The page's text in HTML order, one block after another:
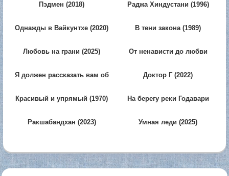
Пэдмен (2018) Раджа Хиндустани (1996)
Однажды в Вайкунтхе (2020) В тени закона (1989)
Любовь на грани (2025)
От ненависти до любви
Я должен рассказать вам об
Доктор Г (2022)
Красивый и упрямый (1970)
На берегу реки Годавари
Ракшабандхан (2023) Умная леди (2025)